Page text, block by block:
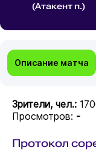
(Атакент п.)
Описание матча
Зрители, чел.:
Просмотров: -
Протокол